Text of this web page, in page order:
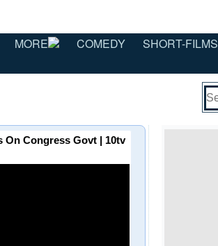
MORE COMEDY SHORT-FILMS
Congress Govt | 10tv